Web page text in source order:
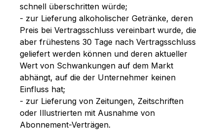
schnell überschritten würde;
- zur Lieferung alkoholischer Getränke, deren
Preis bei Vertragsschluss vereinbart wurde, die
aber frühestens 30 Tage nach Vertragsschluss
geliefert werden können und deren aktueller
Wert von Schwankungen auf dem Markt
abhängt, auf die der Unternehmer keinen
Einfluss hat;
- zur Lieferung von Zeitungen, Zeitschriften
oder Illustrierten mit Ausnahme von
Abonnement-Verträgen.